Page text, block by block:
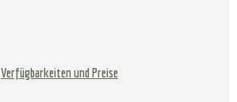
Verfügbarkeiten und Preise